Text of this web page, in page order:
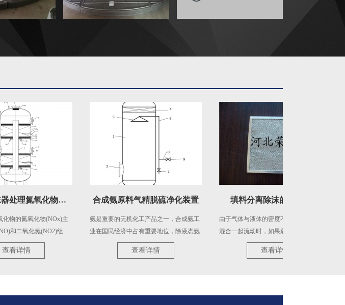
用丝网除沫器处理氮氧化物尾气
氧化物(NOx)主
化氮(NO2)组
氨做还原剂在催
NOx选择性还原
合成氨原料气精脱硫净化装置
氨是重要的无机化工产品之一，合成氨工
业在国民经济中占有重要地位，除液态氨
可以直接作为肥料外，农业上使用的氮肥
以及各种含氮的复合肥均是以氨为原料，
查看详情
填料分离除沫的原理简述
由于气体与液体的密度不同，液体与气体
混合一起流动时，如果遇到阻挡，气体会
折流而走，而液体由于惯性，继续有一个
向前的速度，向前的液体附着在阻挡填料
查看详情